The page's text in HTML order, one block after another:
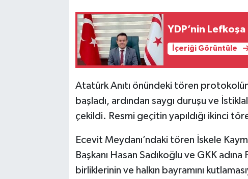
YDP’nin
İçeriği Görüntüle
Atatürk Anıtı önündeki tören protokolün
başladı, ardından saygı duruşu ve
çekildi. Resmi geçitin yapıldığı ikinci
Ecevit Meydanı’ndaki tören İskele
Başkanı Hasan Sadıkoğlu ve GKK
birliklerinin ve halkın bayramını